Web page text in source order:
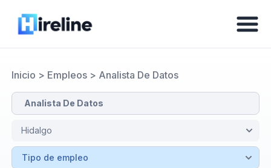
Inicio > Empleos> Analista De Datos